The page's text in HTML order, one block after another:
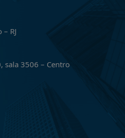
RJ
sala 3506 – Centro